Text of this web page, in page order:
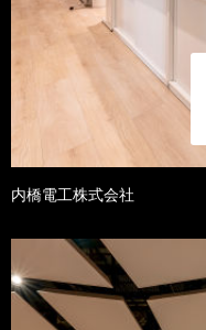
内橋電工株式会社